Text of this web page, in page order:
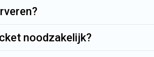
noodzakelijk?